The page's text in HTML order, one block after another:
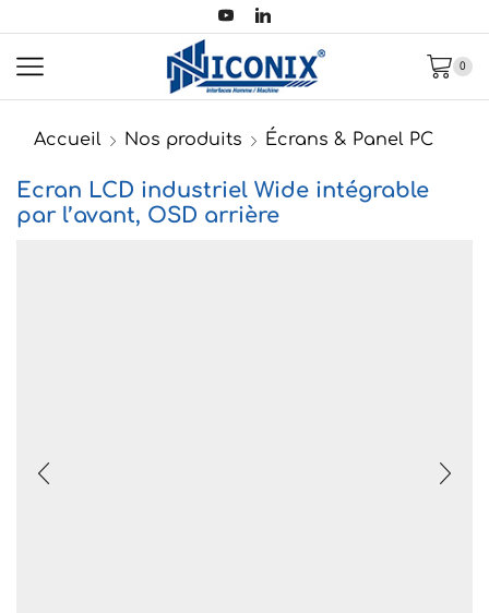
0
Accueil Nos produits Écrans & Panel PC
Ecran LCD industriel Wide intégrable
par l’avant, OSD arrière